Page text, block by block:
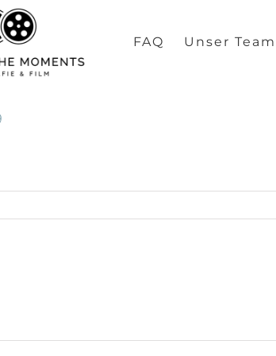
FAQ Unser Team